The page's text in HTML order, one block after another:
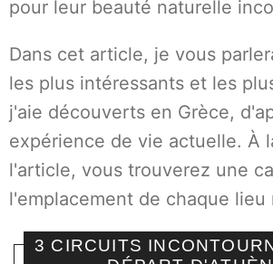
pour leur beauté naturelle
Dans cet article, je vous
les plus intéressants et les
j'aie découverts en Grèce,
expérience de vie actuelle. À
l'article, vous trouverez une
l'emplacement de chaque lieu
3 CIRCUITS